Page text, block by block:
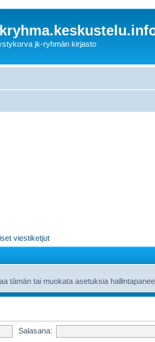
jk-ryhmän kirjasto
viestiketjut
tämän tai muokata asetuksia
Salasana: